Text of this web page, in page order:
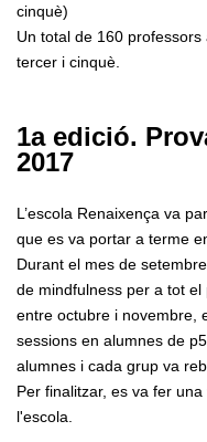
cinquè)
Un total de 160
tercer i cinquè.
1a edició.
2017
L’escola Renaixença va
que es va portar a terme
Durant el mes de
de mindfulness per a tot el
entre octubre i novembre,
sessions en alumnes de
alumnes i cada grup va
Per finalitzar, es va fer
l'escola.